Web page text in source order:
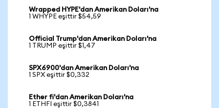
Wrapped HYPE'dan Amerikan Doları'na
1 WHYPE eşittir $54,59
Official Trump'dan Amerikan Doları'na
1 TRUMP eşittir $1,47
SPX6900'dan Amerikan Doları'na
1 SPX eşittir $0,332
Ether fi'dan Amerikan Doları'na
1 ETHFI eşittir $0,3841